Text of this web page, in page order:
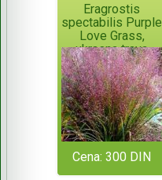
Eragrostis
spectabilis Purple
Love Grass,
ukrasna trava
Cena: 300 DIN